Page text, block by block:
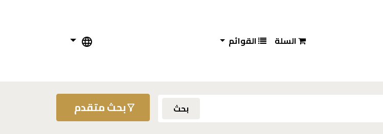
السلة القوائم
بحث بحث متقدم